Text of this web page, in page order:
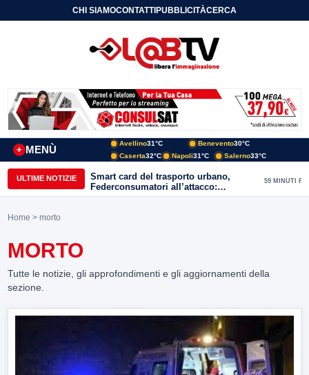
CHI SIAMOCONTATTIPUBBLICITÀCERCA
MENÙ
+
Avellino31°C Benevento30°C
Caserta32°C Napoli31°C Salerno33°C
ULTIME NOTIZIE
Smart card del trasporto urbano,
Federconsumatori all’attacco:
«Benevento ha bisogno di uno
59 MINUTI FA
Home > morto
MORTO
Tutte le notizie, gli approfondimenti e gli aggiornamenti della
sezione.